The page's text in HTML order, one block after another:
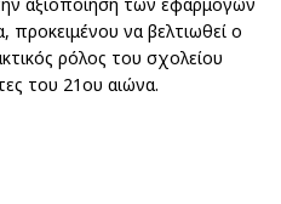
να βελτιωθεί ο
ρόλος του σχολείου
του 21ου αιώνα.